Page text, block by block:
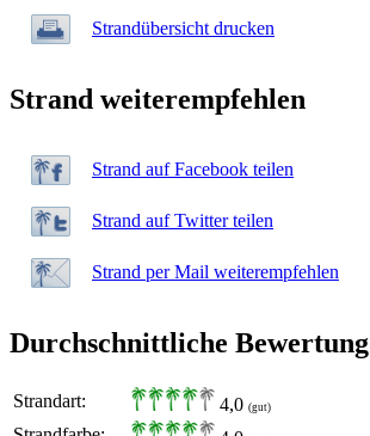
Strandübersicht drucken
Strand weiterempfehlen
Strand auf Facebook teilen
Strand auf Twitter teilen
Strand per Mail weiterempfehlen
Durchschnittliche Bewertung
Strandart: 4,0 (gut)